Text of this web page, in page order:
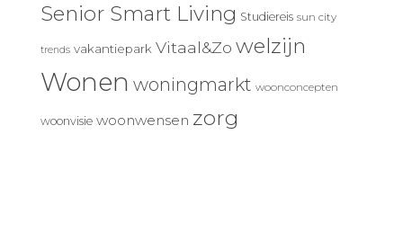
Senior Smart Living Studiereis sun city
trends vakantiepark Vitaal&Zo welzijn
Wonen woningmarkt woonconcepten
woonvisie woonwensen zorg